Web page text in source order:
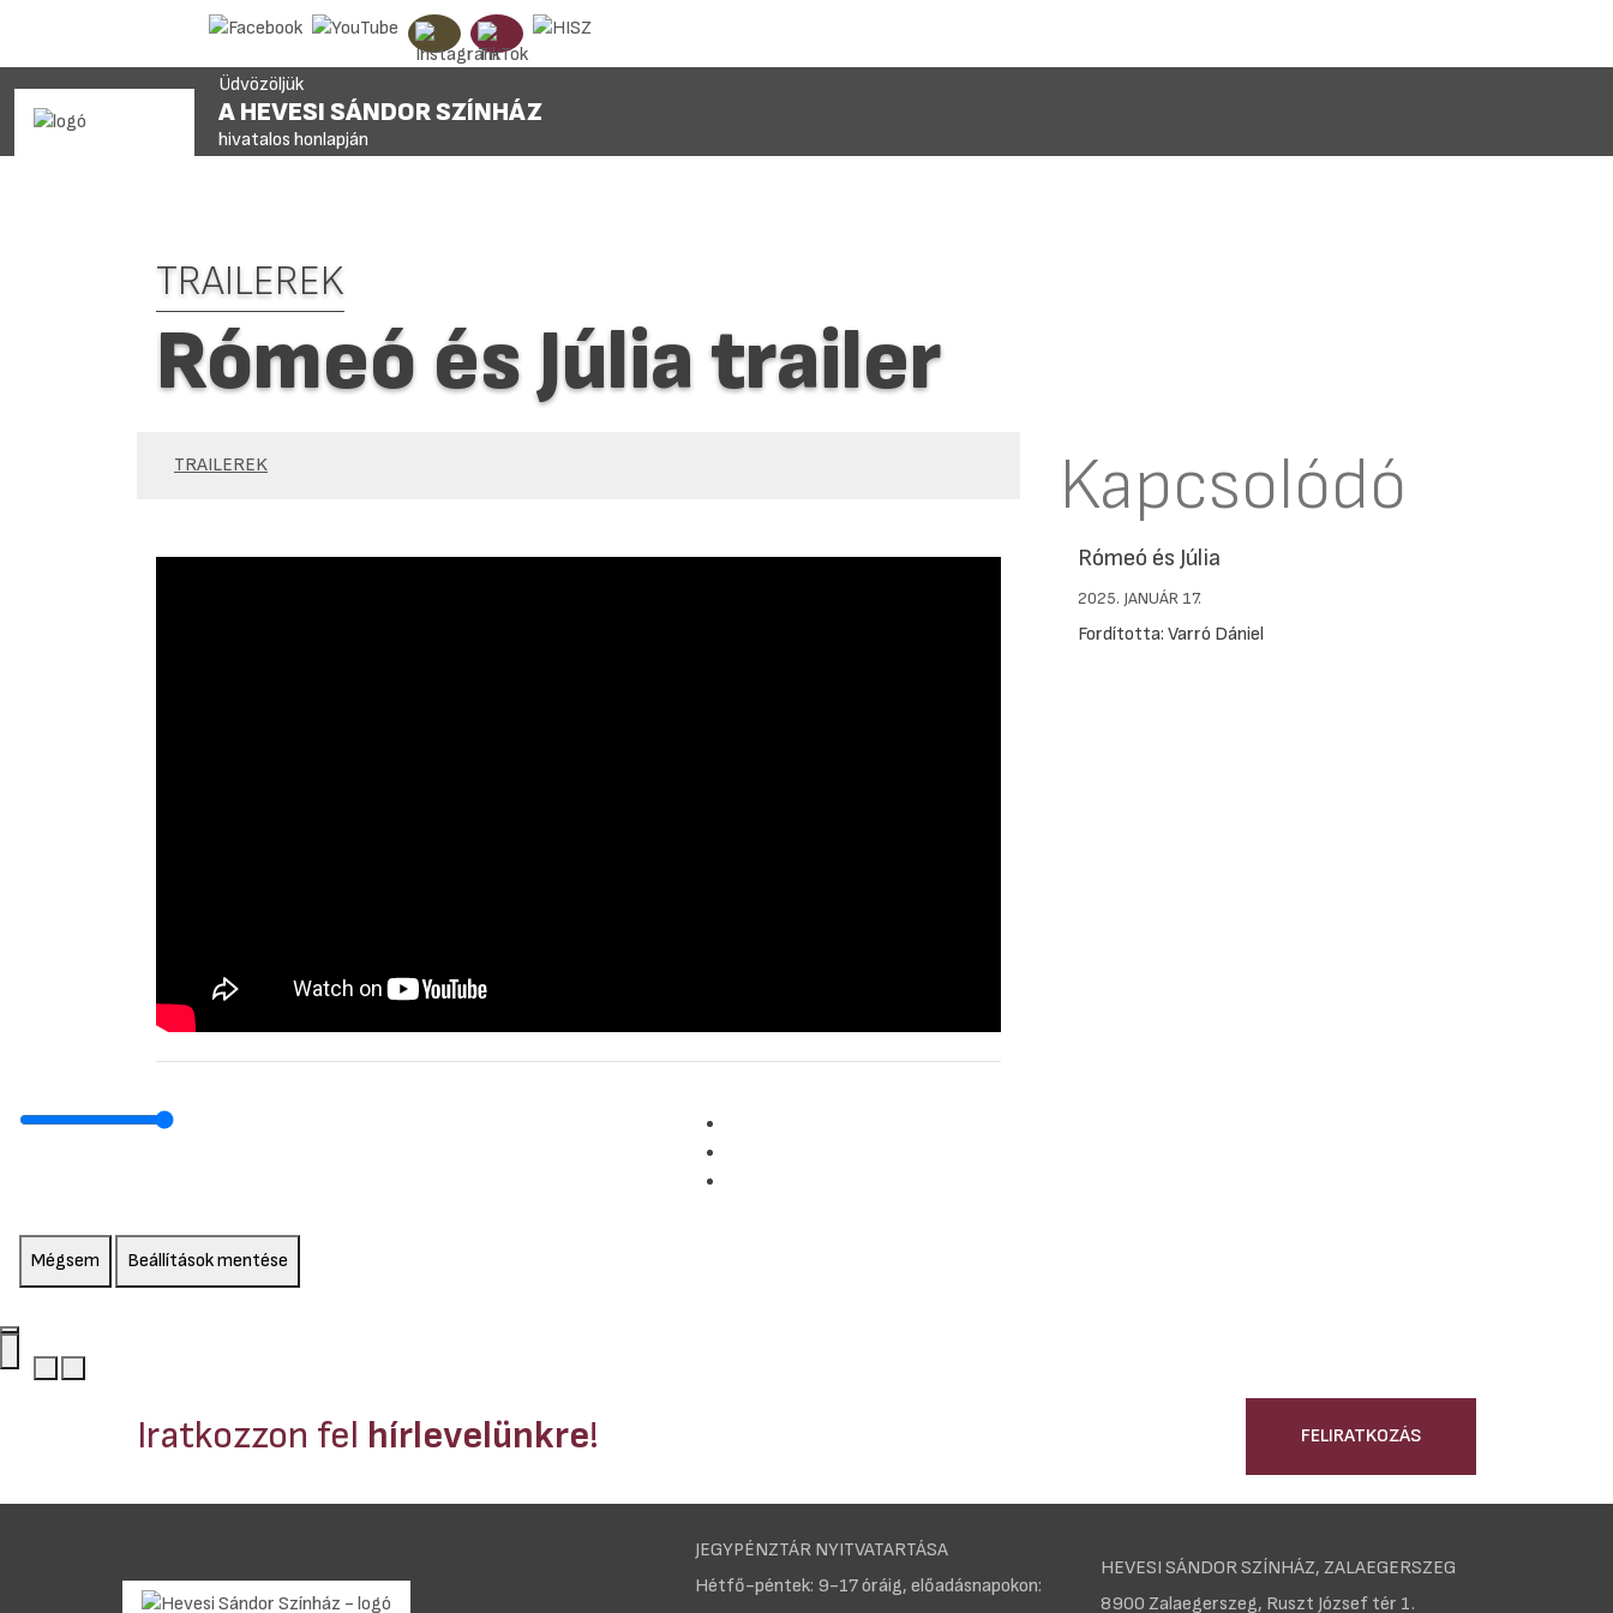
Üdvözöljük
A HEVESI SÁNDOR SZÍNHÁZ
hivatalos honlapján
TRAILEREK
Rómeó és Júlia trailer
TRAILEREK Kapcsolódó
Rómeó és Júlia
2025. JANUÁR 17.
Fordította: Varró Dániel
Mégsem Beállítások mentése
Iratkozzon fel hírlevelünkre! FELIRATKOZÁS
JEGYPÉNZTÁR NYITVATARTÁSA
Hétfő-péntek: 9-17 óráig, előadásnapokon:
HEVESI SÁNDOR SZÍNHÁZ, ZALAEGERSZEG
8900 Zalaegerszeg, Ruszt József tér 1.